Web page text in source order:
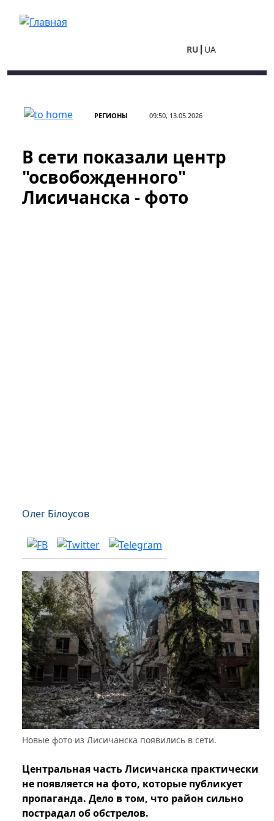
RU UA
РЕГИОНЫ 09:50, 13.05.2026
В сети показали центр
"освобожденного"
Лисичанска - фото
Олег Білоусов
Новые фото из Лисичанска появились в сети.
Центральная часть Лисичанска практически
не появляется на фото, которые публикует
пропаганда. Дело в том, что район сильно
пострадал об обстрелов.